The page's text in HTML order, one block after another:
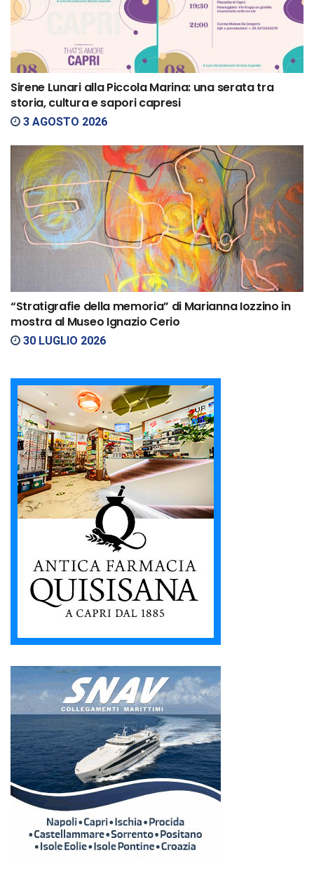
Sirene Lunari alla Piccola Marina: una serata tra
storia, cultura e sapori capresi
3 AGOSTO 2026
“Stratigrafie della memoria” di Marianna Iozzino in
mostra al Museo Ignazio Cerio
30 LUGLIO 2026